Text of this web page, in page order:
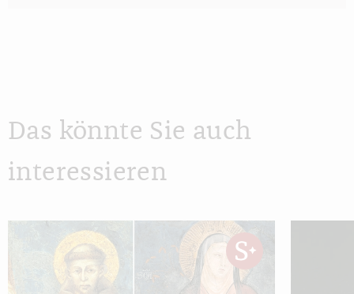
Das könnte Sie auch
interessieren